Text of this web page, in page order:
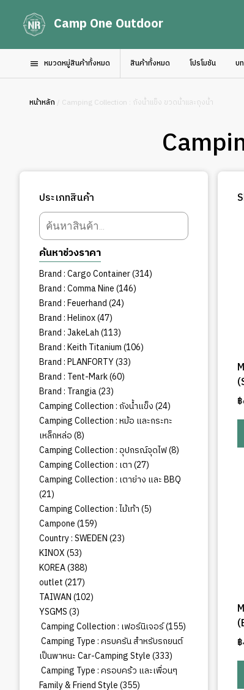
Camp One Outdoor
หมวดหมู่สินค้าทั้งหมด สินค้าทั้งหมด โปรโมชัน บ
หน้าหลัก / Camping Collection : ถังน้ำแข็ง ขวดน้ำและถุงน้ำ
ประเภทสินค้า
Products
search
ค้นหาช่วงราคา
Brand : Cargo Container 314314
Brand : Comma Nine 146146
Brand : Feuerhand 2424
Brand : Helinox 4747
สินค้า
Brand : JakeLah 113113
สินค้า
Brand : Keith Titanium 106106
Brand : PLANFORTY 3333
Brand : Tent-Mark 6060
Brand : Trangia 2323
สินค้า
Camping Collection : ถังน้ำแข็ง 2424
สินค้า
Camping Collection : หม้อ และกระทะ
เหล็กหล่อ 88
สินค้า
Camping Collection : อุปกรณ์จุดไฟ 88
Camping Collection : เตา 2727
สินค้า
Camping Collection : เตาย่าง และ BBQ
2121
สินค้า
Camping Collection : ไม้เท้า 55
Campone 159159
สินค้า
Country : SWEDEN 2323
KINOX 5353
สินค้า
KOREA 388388
สินค้า
outlet 217217
สินค้า
TAIWAN 102102
YSGMS 33
สินค้า
Camping Collection : เฟอร์นิเจอร์ 155155
สินค้า
Camping Type : ครบครัน สำหรับรถยนต์
เป็นพาหนะ Car-Camping Style 333333
สินค้า
Camping Type : ครอบคร้ว และเพื่อนๆ
Family & Friend Style 355355
฿
฿